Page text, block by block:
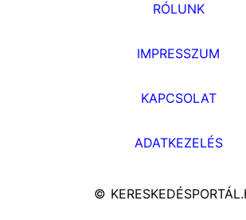
RÓLUNK
IMPRESSZUM
KAPCSOLAT
ADATKEZELÉS
©